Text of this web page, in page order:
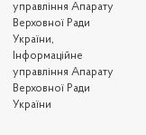
управління Апарату
Верховної Ради
України,
Інформаційне
управління Апарату
Верховної Ради
України